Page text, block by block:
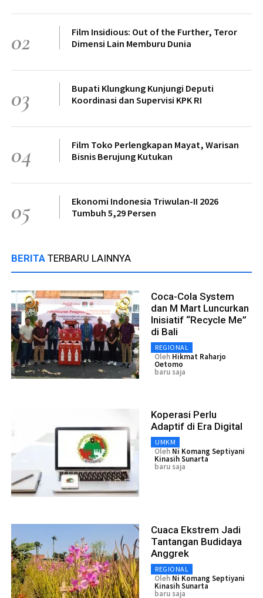
02
Film Insidious: Out of the Further, Teror
Dimensi Lain Memburu Dunia
03
Bupati Klungkung Kunjungi Deputi
Koordinasi dan Supervisi KPK RI
04
Film Toko Perlengkapan Mayat, Warisan
Bisnis Berujung Kutukan
05
Ekonomi Indonesia Triwulan-II 2026
Tumbuh 5,29 Persen
BERITA TERBARU LAINNYA
Coca-Cola System
dan M Mart Luncurkan
Inisiatif “Recycle Me”
di Bali
REGIONAL
Oleh Hikmat Raharjo
Oetomo
baru saja
Koperasi Perlu
Adaptif di Era Digital
UMKM
Oleh Ni Komang Septiyani
Kinasih Sunarta
baru saja
Cuaca Ekstrem Jadi
Tantangan Budidaya
Anggrek
REGIONAL
Oleh Ni Komang Septiyani
Kinasih Sunarta
baru saja